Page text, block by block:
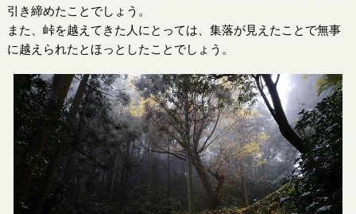
引き締めたことでしょう。
また、峠を越えてきた人にとっては、集落が見えたことで無事
に越えられたとほっとしたことでしょう。